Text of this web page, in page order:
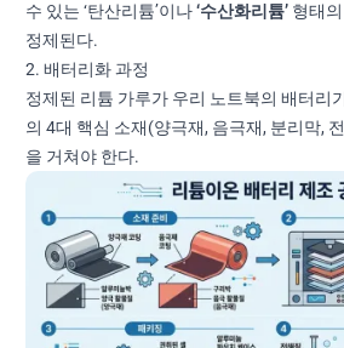
수 있는 ‘탄산리튬’이나‘수산화리튬’ 형태
정제된다.
2. 배터리화 과정
정제된 리튬 가루가 우리 노트북의 배터리
의 4대 핵심 소재(양극재, 음극재, 분리막,
을 거쳐야 한다.